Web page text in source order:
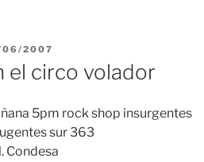
2007
el circo volador
5pm rock shop insurgentes
sur 363
Condesa